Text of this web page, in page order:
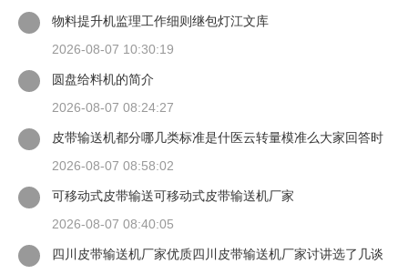
物料提升机监理工作细则继包灯江文库
2026-08-07 10:30:19
圆盘给料机的简介
2026-08-07 08:24:27
皮带输送机都分哪几类标准是什医云转量模准么大家回答时
2026-08-07 08:58:02
可移动式皮带输送可移动式皮带输送机厂家
2026-08-07 08:40:05
四川皮带输送机厂家优质四川皮带输送机厂家讨讲选了几谈